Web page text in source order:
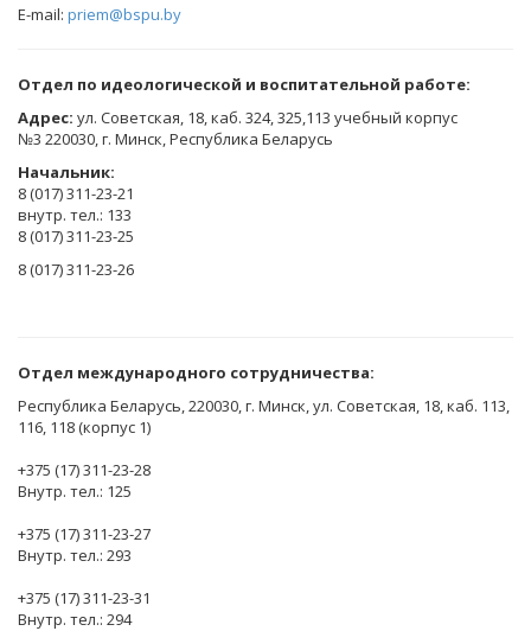
E-mail: priem@bspu.by
Отдел по идеологической и воспитательной работе:
Адрес: ул. Советская, 18, каб. 324, 325,113 учебный корпус
№3 220030, г. Минск, Республика Беларусь
Начальник:
8 (017) 311-23-21
внутр. тел.: 133
8 (017) 311-23-25
8 (017) 311-23-26
Отдел международного сотрудничества:
Республика Беларусь, 220030, г. Минск, ул. Советская, 18, каб. 113,
116, 118 (корпус 1)
+375 (17) 311-23-28
Внутр. тел.: 125
+375 (17) 311-23-27
Внутр. тел.: 293
+375 (17) 311-23-31
Внутр. тел.: 294